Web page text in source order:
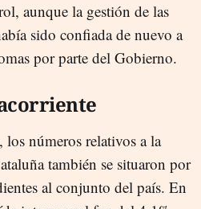
aunque la gestión de las
sido confiada de nuevo a
por parte del Gobierno.
números relativos a la
también se situaron por
al conjunto del país. En